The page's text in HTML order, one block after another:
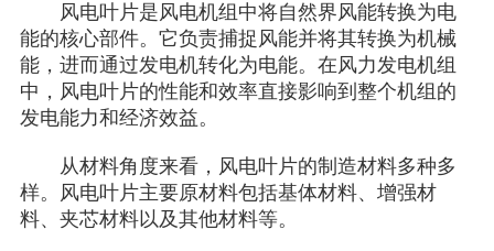
风电叶片是风电机组中将自然界风能转换为电
能的核心部件。它负责捕捉风能并将其转换为机械
能，进而通过发电机转化为电能。在风力发电机组
中，风电叶片的性能和效率直接影响到整个机组的
发电能力和经济效益。
从材料角度来看，风电叶片的制造材料多种多
样。风电叶片主要原材料包括基体材料、增强材
料、夹芯材料以及其他材料等。